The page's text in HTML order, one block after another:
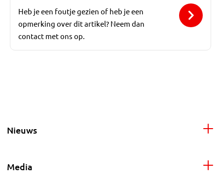
Heb je een foutje gezien of heb je een
opmerking over dit artikel? Neem dan
contact met ons op.
Nieuws
Media